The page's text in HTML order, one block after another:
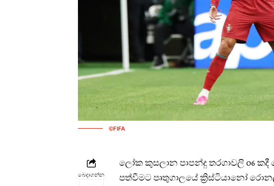
©FIFA
බෙදාගන්න
ලෝක කුසලාන පාපන්දු තරගාවලි 06
පත්වීමට පෘතුගාලයේ ක්‍රිස්ටියානෝ